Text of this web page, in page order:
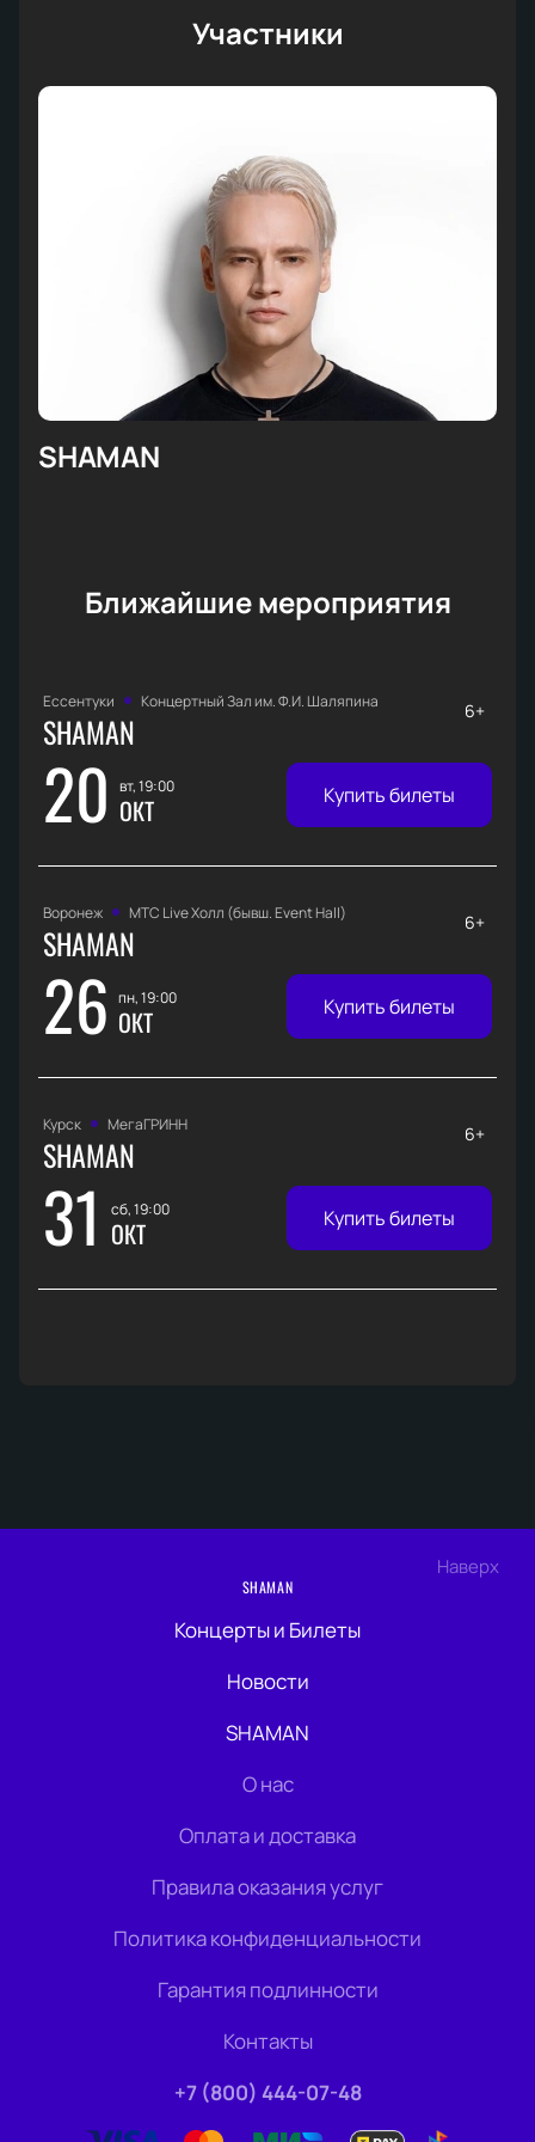
Участники
SHAMAN
Ближайшие мероприятия
Ессентуки Концертный Зал им. Ф.И. Шаляпина
SHAMAN
20 вт, 19:00
ОКТ
6+
Купить билеты
Воронеж МТС Live Холл (бывш. Event Hall)
SHAMAN
26 пн, 19:00
ОКТ
6+
Купить билеты
Курск МегаГРИНН
SHAMAN
31 сб, 19:00
ОКТ
6+
Купить билеты
Наверх
SHAMAN
Концерты и Билеты
Новости
SHAMAN
О нас
Оплата и доставка
Правила оказания услуг
Политика конфиденциальности
Гарантия подлинности
Контакты
+7 (800) 444-07-48